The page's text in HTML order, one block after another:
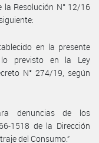
la Resolución N° 12/16
en la presente
lo previsto en la Ley
N° 274/19, según
denuncias de los
1518 de la Dirección
del Consumo.”